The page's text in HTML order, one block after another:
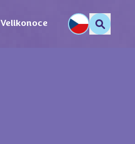
Velikonoce